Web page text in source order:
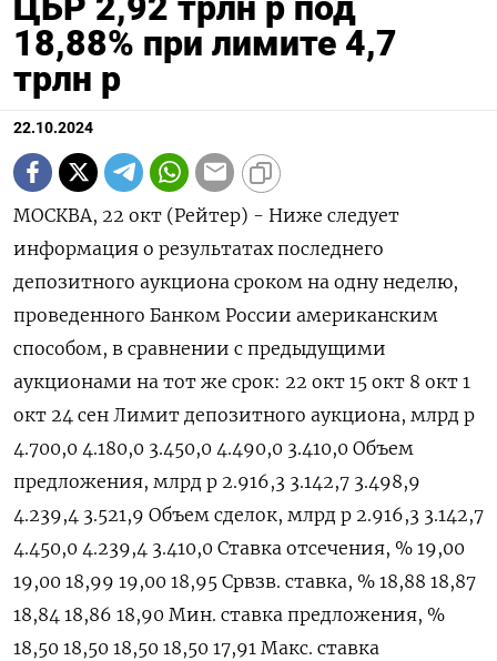
18,88% при лимите 4,7
трлн р
22.10.2024
МОСКВА, 22 окт (Рейтер) - Ниже следует
информация о результатах последнего
депозитного аукциона сроком на одну неделю,
проведенного Банком России американским
способом, в сравнении с предыдущими
аукционами на тот же срок: 22 окт 15 окт 8 окт 1
окт 24 сен Лимит депозитного аукциона, млрд р
4.700,0 4.180,0 3.450,0 4.490,0 3.410,0 Объем
предложения, млрд р 2.916,3 3.142,7 3.498,9
4.239,4 3.521,9 Объем сделок, млрд р 2.916,3 3.142,7
4.450,0 4.239,4 3.410,0 Ставка отсечения, % 19,00
19,00 18,99 19,00 18,95 Срвзв. ставка, % 18,88 18,87
18,84 18,86 18,90 Мин. ставка предложения, %
18,50 18,50 18,50 18,50 17,91 Макс. ставка